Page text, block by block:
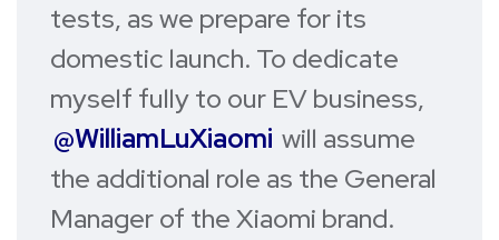
tests, as we prepare for its
domestic launch. To dedicate
myself fully to our EV business,
@WilliamLuXiaomi will assume
the additional role as the General
Manager of the Xiaomi brand.